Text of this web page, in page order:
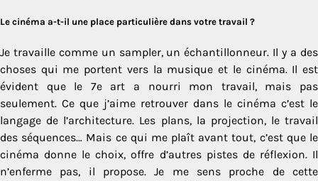
Le cinéma a-t-il une place particulière dans votre travail ?
Je travaille comme un sampler, un échantillonneur. Il y a des
choses qui me portent vers la musique et le cinéma. Il est
évident que le 7e art a nourri mon travail, mais pas
seulement. Ce que j’aime retrouver dans le cinéma c’est le
langage de l’architecture. Les plans, la projection, le travail
des séquences… Mais ce qui me plaît avant tout, c’est que le
cinéma donne le choix, offre d’autres pistes de réflexion. Il
n’enferme pas, il propose. Je me sens proche de cette